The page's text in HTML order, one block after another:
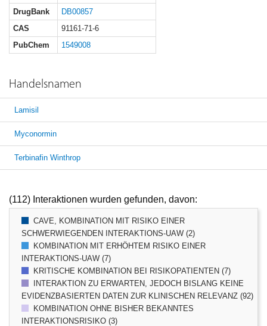
DrugBank
DB00857
CAS
91161-71-6
PubChem
1549008
Handelsnamen
Lamisil
Myconormin
Terbinafin Winthrop
(112) Interaktionen wurden gefunden, davon:
CAVE, KOMBINATION MIT RISIKO EINER
SCHWERWIEGENDEN INTERAKTIONS-UAW (2)
KOMBINATION MIT ERHÖHTEM RISIKO EINER
INTERAKTIONS-UAW (7)
KRITISCHE KOMBINATION BEI RISIKOPATIENTEN (7)
INTERAKTION ZU ERWARTEN, JEDOCH BISLANG KEINE
EVIDENZBASIERTEN DATEN ZUR KLINISCHEN RELEVANZ (92)
KOMBINATION OHNE BISHER BEKANNTES
INTERAKTIONSRISIKO (3)